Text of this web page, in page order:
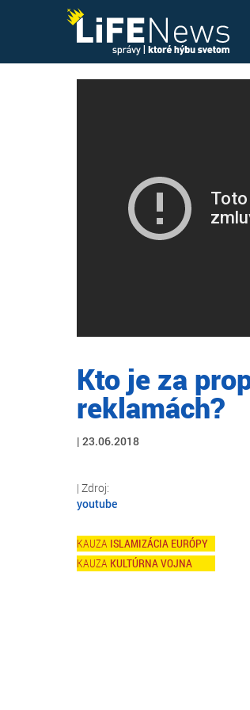
Kto je za
reklamách?
23.06.2018
youtube
ISLAMIZÁCIA EURÓPY
KULTÚRNA VOJNA